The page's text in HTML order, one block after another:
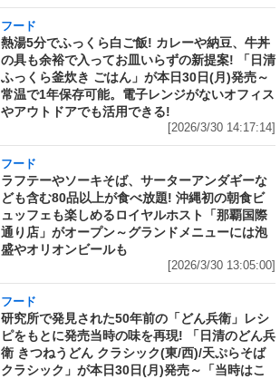
フード
熱湯5分でふっくら白ご飯! カレーや納豆、牛丼
の具も余裕で入ってお皿いらずの新提案! 「日清
ふっくら釜炊き ごはん」が本日30日(月)発売～
常温で1年保存可能。電子レンジがないオフィス
やアウトドアでも活用できる!
[2026/3/30 14:17:14]
フード
ラフテーやソーキそば、サーターアンダギーな
ども含む80品以上が食べ放題! 沖縄初の朝食ビ
ュッフェも楽しめるロイヤルホスト「那覇国際
通り店」がオープン～グランドメニューには泡
盛やオリオンビールも
[2026/3/30 13:05:00]
フード
研究所で発見された50年前の「どん兵衛」レシ
ピをもとに発売当時の味を再現! 「日清のどん兵
衛 きつねうどん クラシック(東/西)/天ぷらそば
クラシック」が本日30日(月)発売～「当時はこ